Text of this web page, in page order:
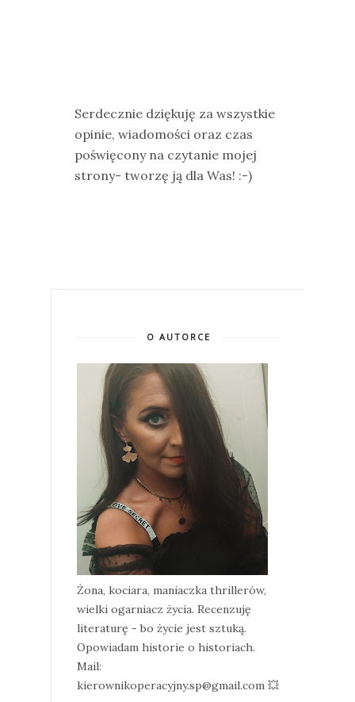
Serdecznie dziękuję za wszystkie
opinie, wiadomości oraz czas
poświęcony na czytanie mojej
strony- tworzę ją dla Was! :-)
O AUTORCE
Żona, kociara, maniaczka thrillerów,
wielki ogarniacz życia. Recenzuję
literaturę - bo życie jest sztuką.
Opowiadam historie o historiach.
Mail:
kierownikoperacyjny.sp@gmail.com 💥